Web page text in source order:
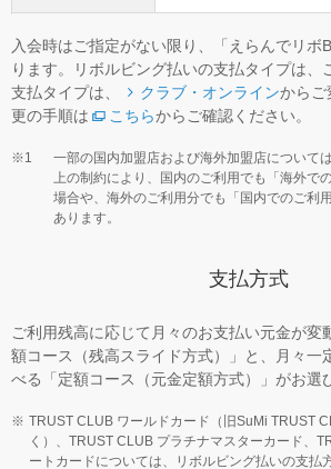
入会時はご指定がない限り、「えらんでリボ
ります。リボルビング払いの支払タイプは、
支払タイプは、
クラブ・オンラインからご
更の手順は
こちらからご確認ください。
一部の国内加盟店および海外加盟店について
上の制約により、国内のご利用でも「海外で
場合や、海外のご利用分でも「国内でのご利
あります。
支払方式
ご利用残高に応じて月々のお支払い元金が変
額コース（残高スライド方式）」と、月々一
べる「定額コース（元金定額方式）」がお選
TRUST CLUB ワールドカード（旧SuMi TRUST
く）、TRUST CLUB プラチナマスターカード、
ートカードについては、リボルビング払いの支払